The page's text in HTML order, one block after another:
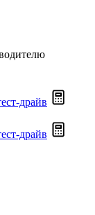
драйв
драйв